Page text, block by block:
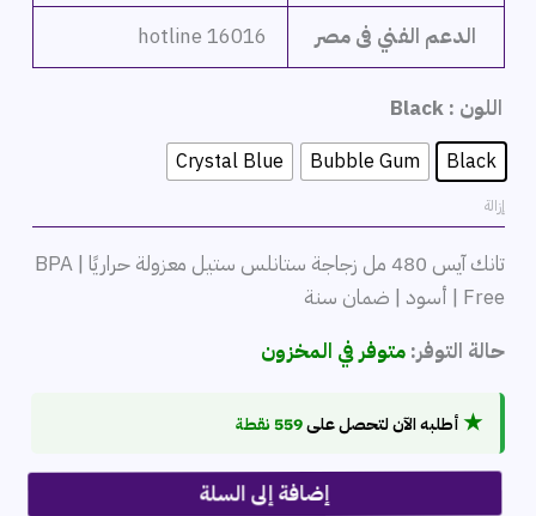
الدعم الفني فى مصر hotline 16016
اللون : Black
Black
Bubble Gum
Crystal Blue
إزالة
تانك آيس 480 مل زجاجة ستانلس ستيل معزولة حراريًا | BPA
Free | أسود | ضمان سنة
حالة التوفر: متوفر في المخزون
★أطلبه الآن لتحصل على559 نقطة
إضافة إلى السلة